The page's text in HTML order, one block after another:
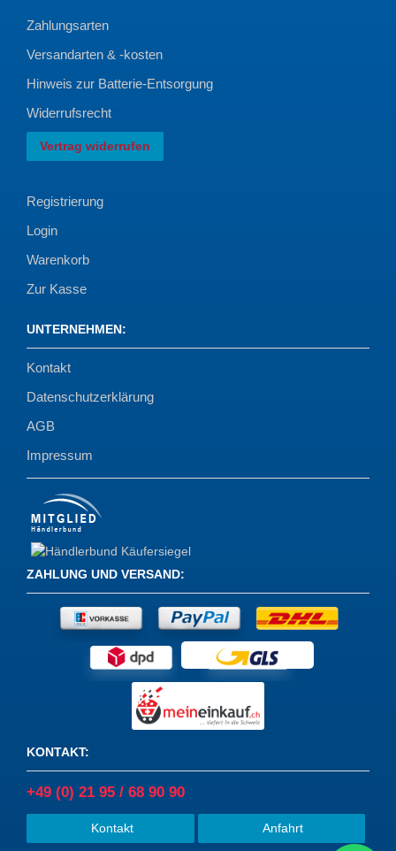
Zahlungsarten
Versandarten & -kosten
Hinweis zur Batterie-Entsorgung
Widerrufsrecht
Vertrag widerrufen
Registrierung
Login
Warenkorb
Zur Kasse
UNTERNEHMEN:
Kontakt
Datenschutzerklärung
AGB
Impressum
ZAHLUNG UND VERSAND:
KONTAKT:
+49 (0) 21 95 / 68 90 90
Kontakt Anfahrt